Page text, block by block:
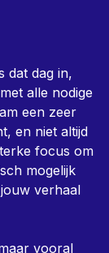
dat dag in,
alle nodige
een zeer
en niet altijd
focus om
mogelijk
verhaal
vooral